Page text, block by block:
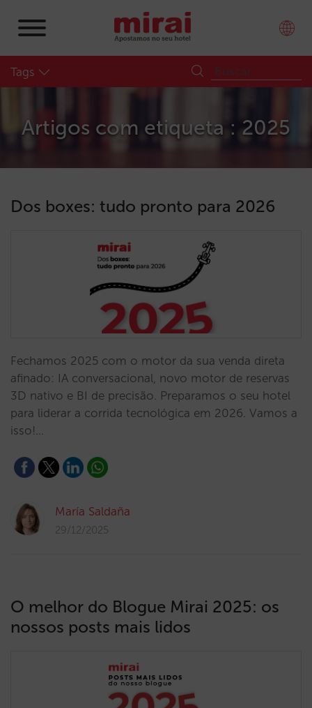
Tags
Artigos com etiqueta : 2025
Dos boxes: tudo pronto para 2026
Fechamos 2025 com o motor da sua venda direta
afinado: IA conversacional, novo motor de reservas
3D nativo e BI de precisão. Preparamos o seu hotel
para liderar a corrida tecnológica em 2026. Vamos a
isso!…
María Saldaña
29/12/2025
O melhor do Blogue Mirai 2025: os
nossos posts mais lidos